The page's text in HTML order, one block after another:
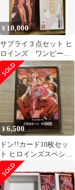
¥ 10,000
サプライ３点セット ヒ
ロインズ ワンピース
カード
¥6,500
ドン!!カード10枚セッ
ト ヒロインズスペシャ
ルセット4人集合イラス
トす